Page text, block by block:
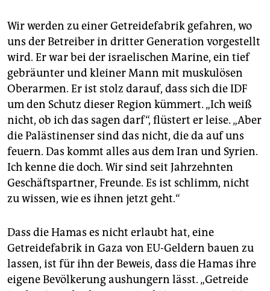
Wir werden zu einer Getreidefabrik gefahren, wo
uns der Betreiber in dritter Generation vorgestellt
wird. Er war bei der israelischen Marine, ein tief
gebräunter und kleiner Mann mit muskulösen
Oberarmen. Er ist stolz darauf, dass sich die IDF
um den Schutz dieser Region kümmert. „Ich weiß
nicht, ob ich das sagen darf“, flüstert er leise. „Aber
die Palästinenser sind das nicht, die da auf uns
feuern. Das kommt alles aus dem Iran und Syrien.
Ich kenne die doch. Wir sind seit Jahrzehnten
Geschäftspartner, Freunde. Es ist schlimm, nicht
zu wissen, wie es ihnen jetzt geht.“
Dass die Hamas es nicht erlaubt hat, eine
Getreidefabrik in Gaza von EU-Geldern bauen zu
lassen, ist für ihn der Beweis, dass die Hamas ihre
eigene Bevölkerung aushungern lässt. „Getreide